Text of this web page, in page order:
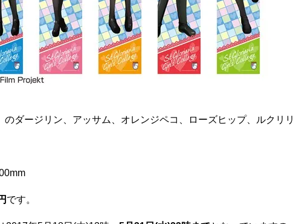
のダージリン、アッサム、オレンジペコ、ローズヒップ、ルクリリ
です。